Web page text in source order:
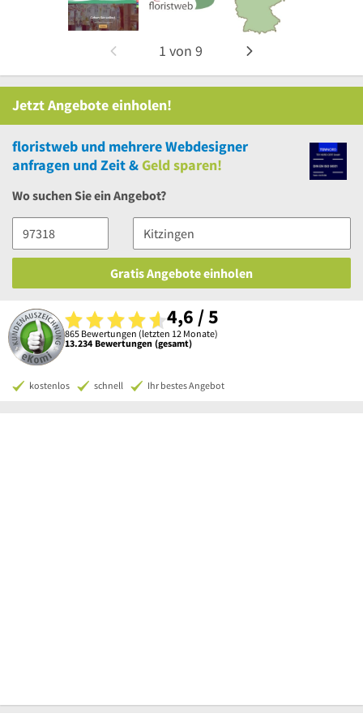
1 von 9
Jetzt Angebote einholen!
floristweb und mehrereWebdesigner
anfragen und Zeit &Geld sparen!
Wo suchen Sie ein Angebot?
Gratis Angebote einholen
4,6 / 5
865 Bewertungen (letzten 12 Monate)
13.234 Bewertungen (gesamt)
kostenlos schnell Ihr bestes Angebot